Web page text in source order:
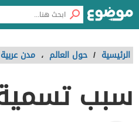
الرئيسية / حول العالم ، مدن عربية
سبب